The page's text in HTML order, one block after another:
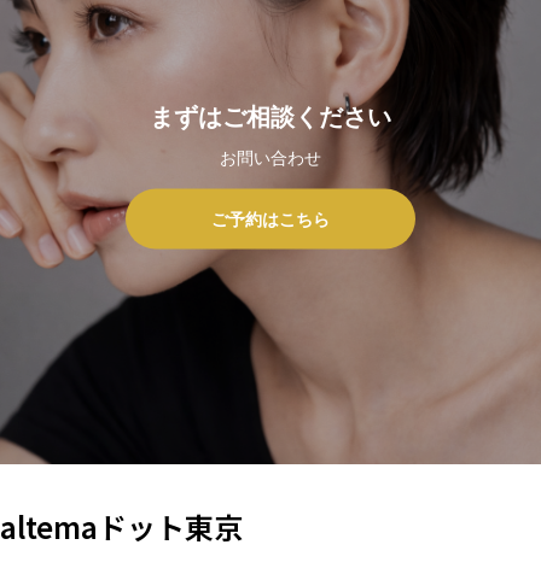
まずはご相談ください
お問い合わせ
ご予約はこちら
altemaドット東京